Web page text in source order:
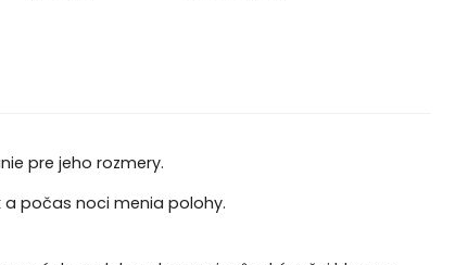
pre jeho rozmery.
a počas noci menia polohy.